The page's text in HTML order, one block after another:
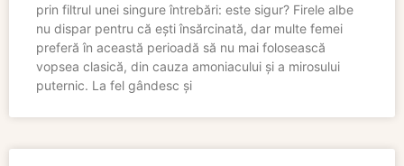
prin filtrul unei singure întrebări: este sigur? Firele albe
nu dispar pentru că ești însărcinată, dar multe femei
preferă în această perioadă să nu mai folosească
vopsea clasică, din cauza amoniacului și a mirosului
puternic. La fel gândesc și